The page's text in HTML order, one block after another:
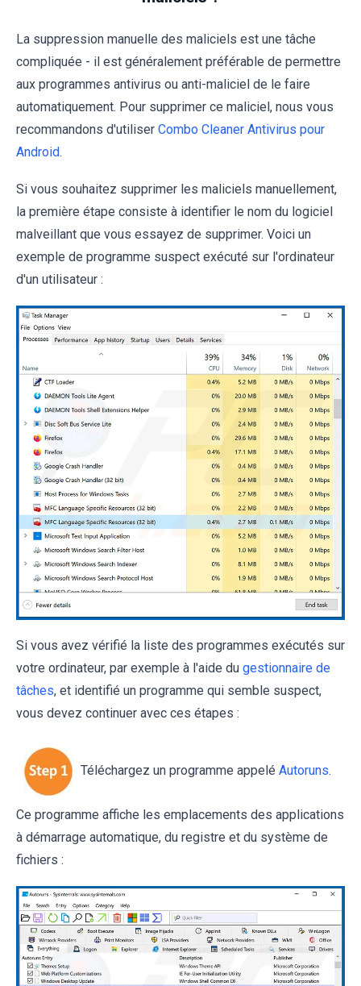
La suppression manuelle des maliciels est une tâche
compliquée - il est généralement préférable de permettre
aux programmes antivirus ou anti-maliciel de le faire
automatiquement. Pour supprimer ce maliciel, nous vous
recommandons d'utiliser Combo Cleaner Antivirus pour
Android.
Si vous souhaitez supprimer les maliciels manuellement,
la première étape consiste à identifier le nom du logiciel
malveillant que vous essayez de supprimer. Voici un
exemple de programme suspect exécuté sur l'ordinateur
d'un utilisateur :
Si vous avez vérifié la liste des programmes exécutés sur
votre ordinateur, par exemple à l'aide du gestionnaire de
tâches, et identifié un programme qui semble suspect,
vous devez continuer avec ces étapes :
Téléchargez un programme appelé Autoruns.
Ce programme affiche les emplacements des applications
à démarrage automatique, du registre et du système de
fichiers :